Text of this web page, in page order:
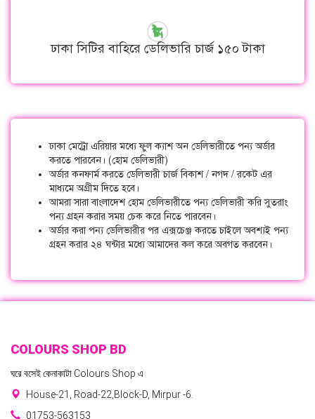
ঢাকা সিটির বাহিরে ডেলিভারি চার্জ ১৫০ টাকা
ঢাকা মেট্রো এরিয়ার মধ্যে ফুল ক্যাশ অন ডেলিভারীতে পন্য অর্ডার
করতে পারবেন। (হোম ডেলিভারী)
অর্ডার কনফার্ম করতে ডেলিভারী চার্জ বিকাশ / নগদ / রকেট এর
মাধ্যমে অগ্রীম দিতে হবে।
আমরা সারা বাংলাদেশ হোম ডেলিভারীতে পন্য ডেলিভারী করি সুতরাং
পন্য গ্রহন করার সময় চেক করে নিতে পারবেন।
অর্ডার করা পন্য ডেলিভারীর পর এক্সচেঞ্জ করতে চাইলে অবশ্যই পন্য
গ্রহন করার ২৪ ঘন্টার মধ্যে আমাদের কল করে অবগত করবেন।
COLOURS SHOP BD
ঘরে বসেই কেনাকাটা Colours Shop এ
House-21, Road-22,Block-D, Mirpur -6.
01753-563153